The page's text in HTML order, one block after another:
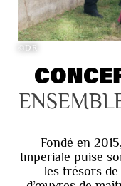
©DR
Fondé en
Imperiale puise
les trésors